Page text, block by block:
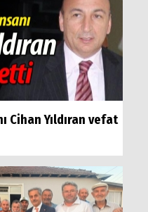
Cihan Yıldıran vefat